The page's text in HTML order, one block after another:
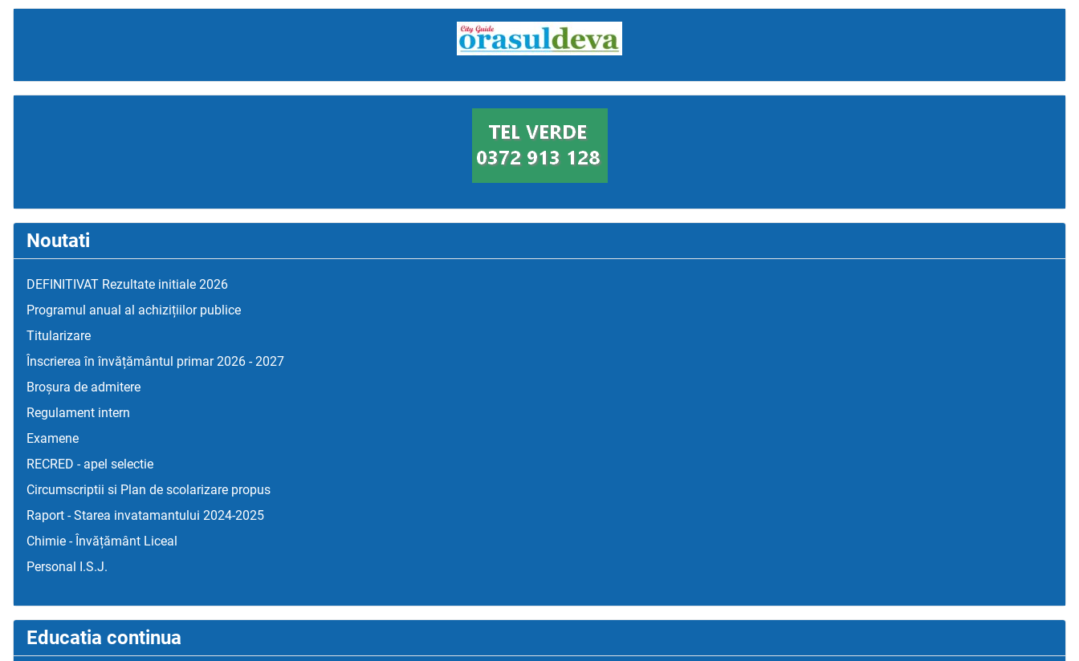
Noutati
DEFINITIVAT Rezultate initiale 2026
Programul anual al achizițiilor publice
Titularizare
Înscrierea în învățământul primar 2026 - 2027
Broșura de admitere
Regulament intern
Examene
RECRED - apel selectie
Circumscriptii si Plan de scolarizare propus
Raport - Starea invatamantului 2024-2025
Chimie - Învățământ Liceal
Personal I.S.J.
Educatia continua